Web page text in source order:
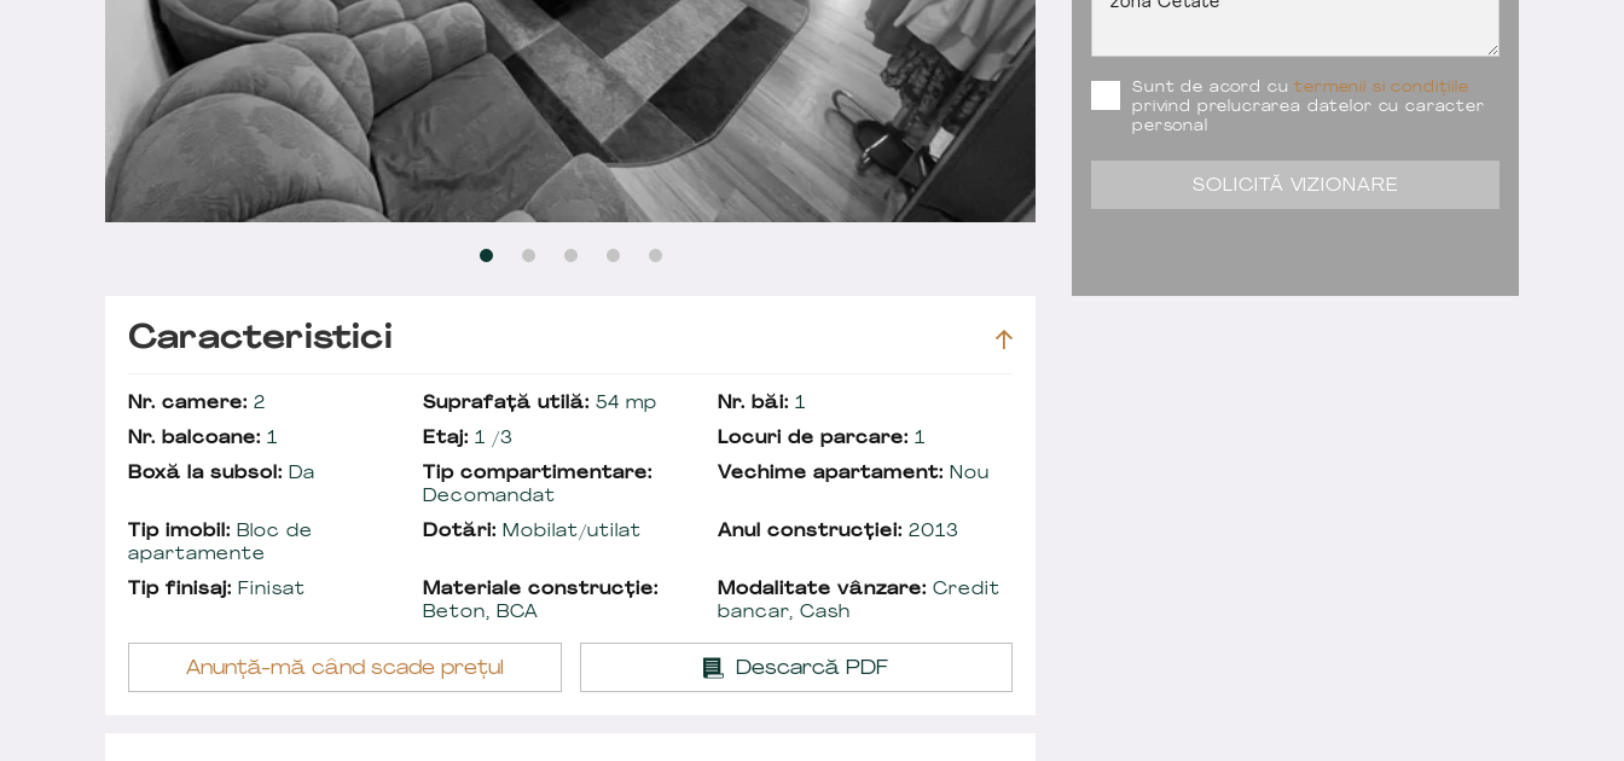
Sunt de acord cutermenii si condițiile
privind prelucrarea datelor cu caracter
personal
SOLICITĂ VIZIONARE
Caracteristici
Nr. camere: 2 Suprafață utilă: 54 mp Nr. băi: 1
Nr. balcoane: 1 Etaj: 1 /3 Locuri de parcare: 1
Boxă la subsol: Da
Tip compartimentare:
Decomandat
Vechime apartament: Nou
Tip imobil: Bloc de
apartamente
Dotări: Mobilat/utilat Anul construcției: 2013
Tip finisaj: Finisat
Materiale construcție:
Beton, BCA
Modalitate vânzare: Credit
bancar, Cash
Anunță-mă când scade prețul Descarcă PDF